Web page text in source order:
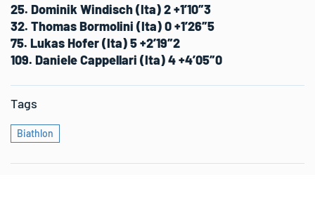
25. Dominik Windisch (Ita) 2 +1’10″3
32. Thomas Bormolini (Ita) 0 +1’26″5
75. Lukas Hofer (Ita) 5 +2’19″2
109. Daniele Cappellari (Ita) 4 +4’05″0
Tags
Biathlon